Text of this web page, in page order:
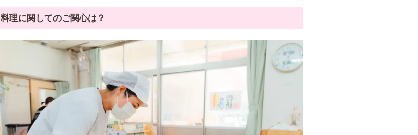
料理に関してのご関心は？